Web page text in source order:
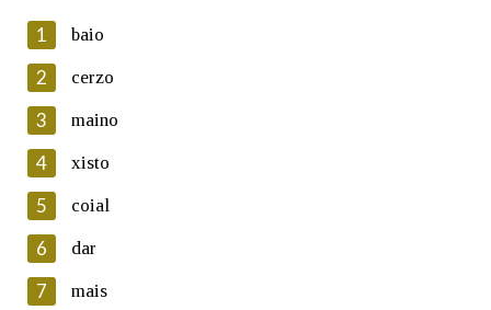
En cumprimento da normativa vixente en materia de
Protección de Datos de Carácter Persoal, a Real Academia
Galega informa a aqueles usuarios que faciliten o seu correo
electrónico, así como calquera outra información de carácter
persoal, que estes datos serán obxecto de tratamento
automatizado de carácter confidencial e incorporados aos seus
ficheiros informáticos. Así mesmo, os usuarios poderán exercer o
seu dereito de acceso, rectificación, oposición e cancelación dos
seus datos poñéndose en contacto connosco.
1 baio
2 cerzo
3 maino
4 xisto
5 coial
6 dar
7 mais